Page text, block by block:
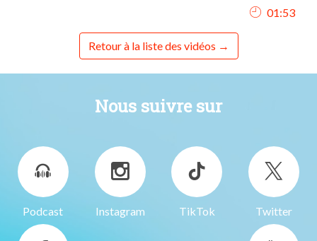
01:53
Retour à la liste des vidéos
Nous suivre sur
Podcast Instagram TikTok Twitter